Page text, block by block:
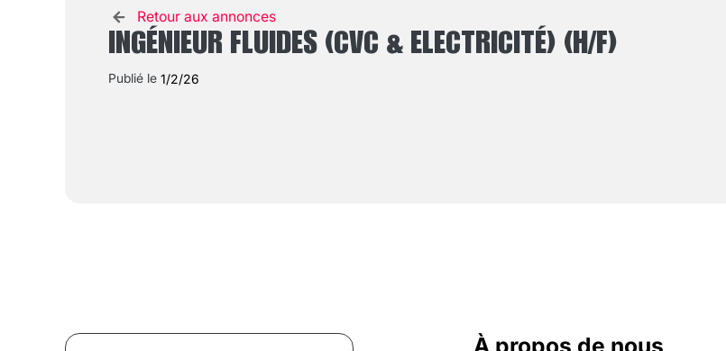
Retour aux annonces
INGÉNIEUR FLUIDES (CVC & ELECTRICITÉ) (H/F)
Publié le 1/2/26
À propos de nous